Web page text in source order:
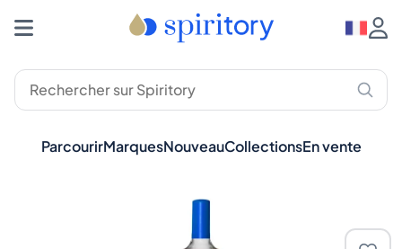
ParcourirMarquesNouveauCollectionsEn vente